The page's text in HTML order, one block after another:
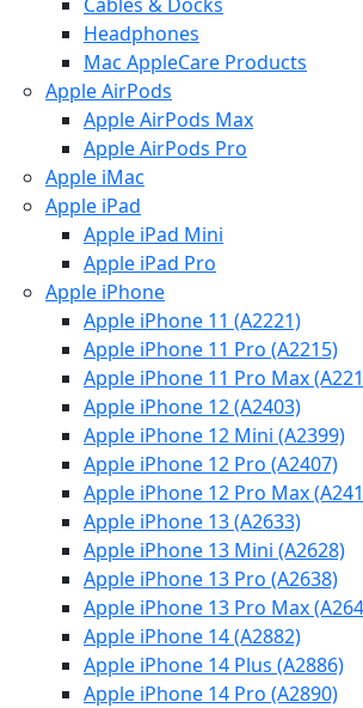
Headphones
Mac AppleCare Products
Apple AirPods
Apple AirPods Max
Apple AirPods Pro
Apple iMac
Apple iPad
Apple iPad Mini
Apple iPad Pro
Apple iPhone
Apple iPhone 11 (A2221)
Apple iPhone 11 Pro (A2215)
Apple iPhone 11 Pro Max
Apple iPhone 12 (A2403)
Apple iPhone 12 Mini (A2399)
Apple iPhone 12 Pro (A2407)
Apple iPhone 12 Pro Max
Apple iPhone 13 (A2633)
Apple iPhone 13 Mini (A2628)
Apple iPhone 13 Pro (A2638)
Apple iPhone 13 Pro Max
Apple iPhone 14 (A2882)
Apple iPhone 14 Plus (A2886)
Apple iPhone 14 Pro (A2890)